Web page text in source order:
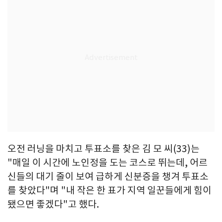
오전 러닝을 마치고 투표소를 찾은 김 모 씨(33)는
"매일 이 시간에 노인정을 도는 코스로 뛰는데, 어르
신들의 대기 줄이 보여 급하게 신분증을 챙겨 투표소
를 찾았다"며 "내 작은 한 표가 지역 일꾼들에게 힘이
됐으면 좋겠다"고 했다.